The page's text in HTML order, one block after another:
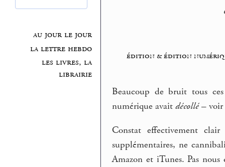
au jour le jour
la lettre hebdo
les livres, la
librairie
édition & édition
Beaucoup de bruit tous
numérique avaitdécollé– voir
Constat effectivement
supplémentaires, ne
Amazon et iTunes. Pas